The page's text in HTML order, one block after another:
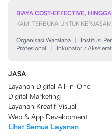
BIAYA COST-EFFECTIVE,
KAMI TERBUKA UNTUK
Organisasi Waralaba | Institusi
Profesional
| Inkubator /
JASA
Layanan Digital All-in-One
Digital Marketing
Layanan Kreatif Visual
Web & App Development
Lihat Semua Layanan